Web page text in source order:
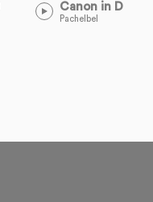
Canon in D
Pachelbel